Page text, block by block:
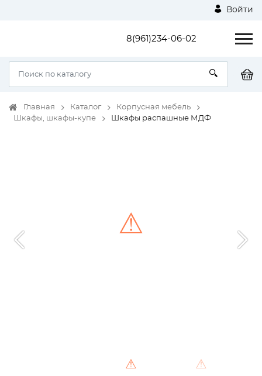
Войти
8(961)234-06-02
Главная Каталог
Корпусная мебель
Шкафы, шкафы-купе
Шкафы распашные МДФ
⚠ ⚠
⚠